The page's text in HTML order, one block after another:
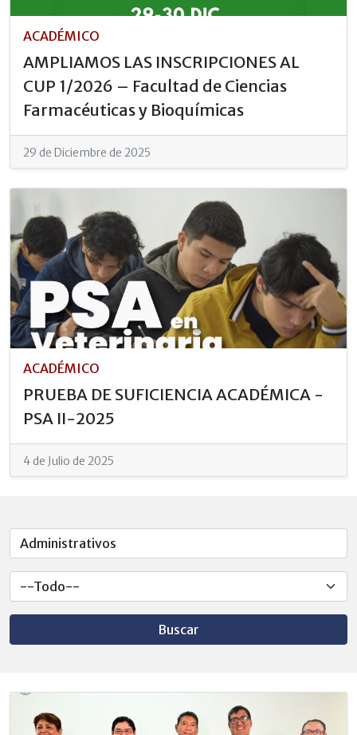
ACADÉMICO
AMPLIAMOS LAS INSCRIPCIONES AL
CUP 1/2026 – Facultad de Ciencias
Farmacéuticas y Bioquímicas
29 de Diciembre de 2025
ACADÉMICO
PRUEBA DE SUFICIENCIA ACADÉMICA -
PSA II-2025
4 de Julio de 2025
Buscar